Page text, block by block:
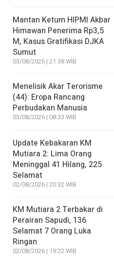
Mantan Ketum HIPMI Akbar
Himawan Penerima Rp3,5
M, Kasus Gratifikasi DJKA
Sumut
03/08/2026 | 21:38 WIB
Menelisik Akar Terorisme
(44): Eropa Rancang
Perbudakan Manusia
03/08/2026 | 08:33 WIB
Update Kebakaran KM
Mutiara 2: Lima Orang
Meninggal 41 Hilang, 225
Selamat
02/08/2026 | 20:32 WIB
KM Mutiara 2 Terbakar di
Perairan Sapudi, 136
Selamat 7 Orang Luka
Ringan
02/08/2026 | 19:22 WIB